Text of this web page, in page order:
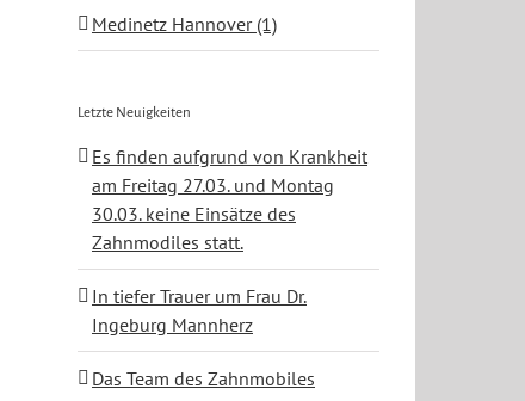
Medinetz Hannover (1)
Letzte Neuigkeiten
Es finden aufgrund von Krankheit
am Freitag 27.03. und Montag
30.03. keine Einsätze des
Zahnmodiles statt.
In tiefer Trauer um Frau Dr.
Ingeburg Mannherz
Das Team des Zahnmobiles